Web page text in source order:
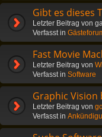
Gibt es dieses
Letzter Beitrag von
Verfasst in
Fast Movie
Letzter Beitrag von
Verfasst in Software
Graphic Vision
Letzter Beitrag von
Verfasst in